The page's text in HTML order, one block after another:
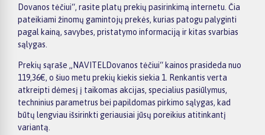
Dovanos tėčiui“, rasite platų prekių pasirinkimą internetu. Čia
pateikiami žinomų gamintojų prekės, kurias patogu palyginti
pagal kainą, savybes, pristatymo informaciją ir kitas svarbias
sąlygas.
Prekių sąraše „NAVITELDovanos tėčiui“ kainos prasideda nuo
119,36€, o šiuo metu prekių kiekis siekia 1. Renkantis verta
atkreipti dėmesį į taikomas akcijas, specialius pasiūlymus,
techninius parametrus bei papildomas pirkimo sąlygas, kad
būtų lengviau išsirinkti geriausiai jūsų poreikius atitinkantį
variantą.